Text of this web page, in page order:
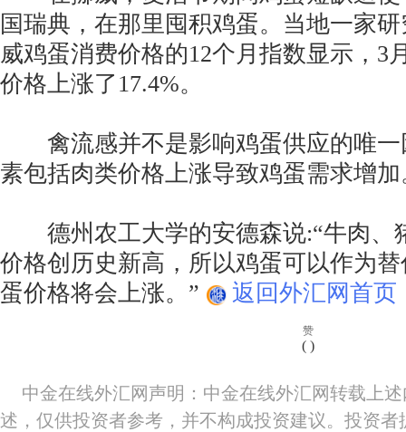
国瑞典，在那里囤积鸡蛋。当地一家
威鸡蛋消费价格的12个月指数显示，3
价格上涨了17.4%。
禽流感并不是影响鸡蛋供应的唯一
素包括肉类价格上涨导致鸡蛋需求增加
德州农工大学的安德森说:“牛肉、
价格创历史新高，所以鸡蛋可以作为
蛋价格将会上涨。”
返回外汇网首页
赞
( )
中金在线外汇网声明：中金在线外汇网转载上
述，仅供投资者参考，并不构成投资建议。投资